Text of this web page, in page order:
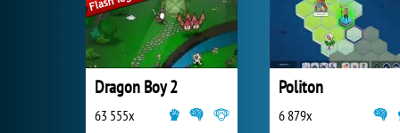
Dragon Boy 2
63 555x
Politon
6 879x